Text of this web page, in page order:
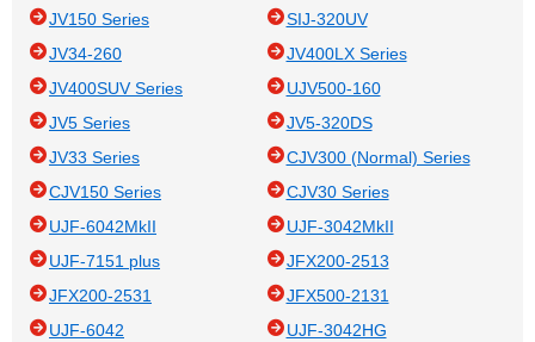
JV150 Series
SIJ-320UV
JV34-260
JV400LX Series
JV400SUV Series
UJV500-160
JV5 Series
JV5-320DS
JV33 Series
CJV300 (Normal) Series
CJV150 Series
CJV30 Series
UJF-6042MkII
UJF-3042MkII
UJF-7151 plus
JFX200-2513
JFX200-2531
JFX500-2131
UJF-6042
UJF-3042HG